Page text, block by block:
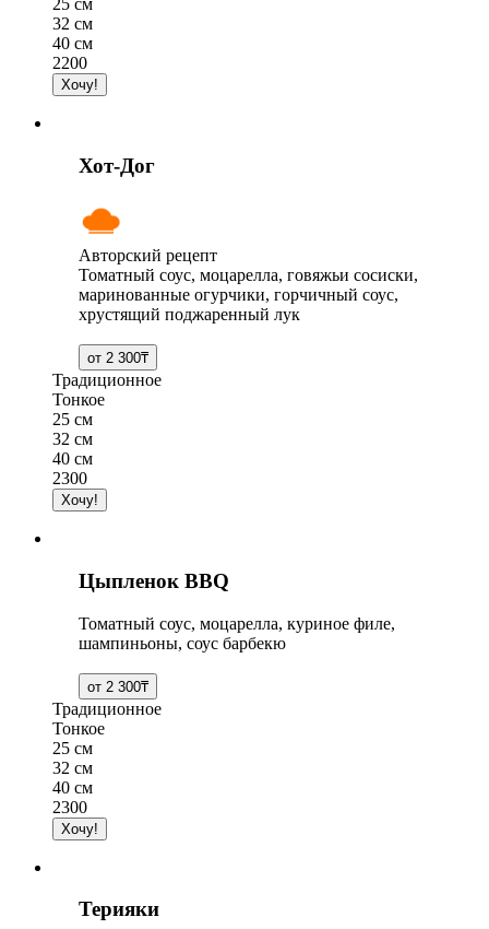
32 см
40 см
2200
Хот-Дог
Авторский рецепт
Томатный соус, моцарелла, говяжьи сосиски,
маринованные огурчики, горчичный соус,
хрустящий поджаренный лук
Традиционное
Тонкое
25 см
32 см
40 см
2300
Цыпленок BBQ
Томатный соус, моцарелла, куриное филе,
шампиньоны, соус барбекю
Традиционное
Тонкое
25 см
32 см
40 см
2300
Терияки